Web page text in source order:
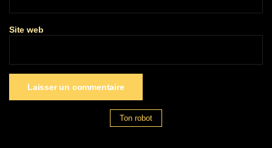
Site web
Ton robot